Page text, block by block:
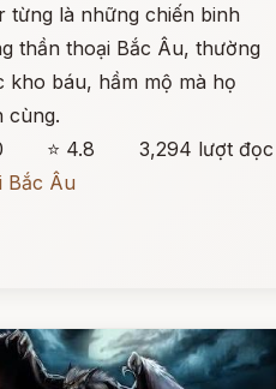
từng là những chiến binh
thần thoại Bắc Âu, thường
kho báu, hầm mộ mà họ
cùng.
⭐ 4.8
3,294 lượt đọc
Bắc Âu